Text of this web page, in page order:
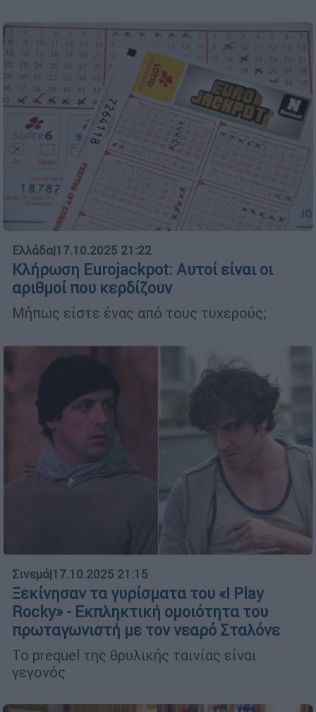
Ελλάδα|17.10.2025 21:22
Κλήρωση Eurojackpot: Αυτοί είναι οι
αριθμοί που κερδίζουν
Μήπως είστε ένας από τους τυχερούς;
Σινεμά|17.10.2025 21:15
Ξεκίνησαν τα γυρίσματα του «I Play
Rocky» - Εκπληκτική ομοιότητα του
πρωταγωνιστή με τον νεαρό Σταλόνε
Το prequel της θρυλικής ταινίας είναι
γεγονός